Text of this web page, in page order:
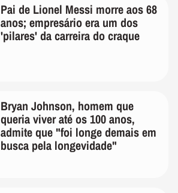
Pai de Lionel Messi morre aos 68
anos; empresário era um dos
'pilares' da carreira do craque
Bryan Johnson, homem que
queria viver até os 100 anos,
admite que "foi longe demais em
busca pela longevidade"